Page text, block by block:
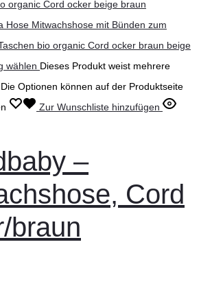
wählen Dieses Produkt weist mehrere
Optionen können auf der Produktseite
Zur Wunschliste hinzufügen
–
Cord
braun